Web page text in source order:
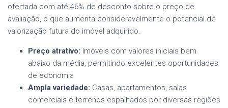
ofertada com até 46% de desconto sobre o preço de
avaliação, o que aumenta consideravelmente o potencial de
valorização futura do imóvel adquirido.
Preço atrativo: Imóveis com valores iniciais bem
abaixo da média, permitindo excelentes oportunidades
de economia
Ampla variedade: Casas, apartamentos, salas
comerciais e terrenos espalhados por diversas regiões